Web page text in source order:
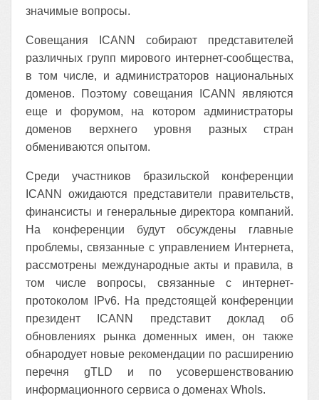
значимые вопросы.
Совещания ICANN собирают представителей
различных групп мирового интернет-сообщества,
в том числе, и администраторов национальных
доменов. Поэтому совещания ICANN являются
еще и форумом, на котором администраторы
доменов верхнего уровня разных стран
обмениваются опытом.
Среди участников бразильской конференции
ICANN ожидаются представители правительств,
финансисты и генеральные директора компаний.
На конференции будут обсуждены главные
проблемы, связанные с управлением Интернета,
рассмотрены международные акты и правила, в
том числе вопросы, связанные с интернет-
протоколом IPv6. На предстоящей конференции
президент ICANN представит доклад об
обновлениях рынка доменных имен, он также
обнародует новые рекомендации по расширению
перечня gTLD и по усовершенствованию
информационного сервиса о доменах WhoIs.